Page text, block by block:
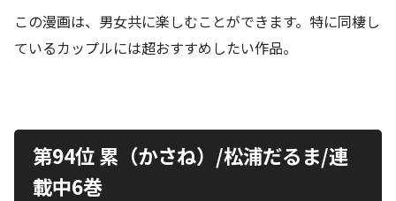
この漫画は、男女共に楽しむことができます。特に同棲し
ているカップルには超おすすめしたい作品。
第94位 累（かさね）/松浦だるま/連
載中6巻